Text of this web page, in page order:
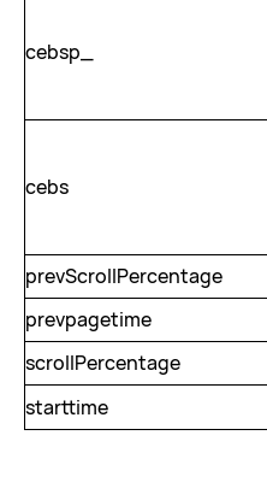
cebsp_
cebs
prevScrollPercentage
prevpagetime
scrollPercentage
starttime